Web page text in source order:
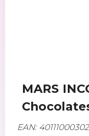
MARS
EAN: